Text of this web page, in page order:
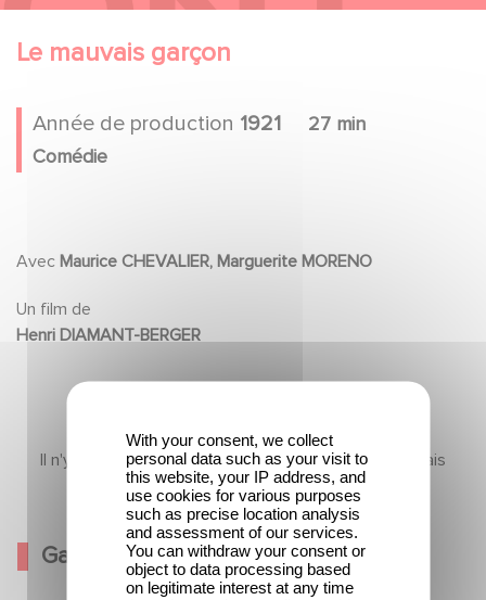
Le mauvais garçon
Année de production 1921
27 min
Comédie
Avec Maurice CHEVALIER, Marguerite MORENO
Un film de
Henri DIAMANT-BERGER
Il n'y a pas encore de contenu dans cette section mais
revenez bientôt
Galerie
With your consent, we collect
personal data such as your visit to
this website, your IP address, and
use cookies for various purposes
such as precise location analysis
and assessment of our services.
You can withdraw your consent or
object to data processing based
on legitimate interest at any time